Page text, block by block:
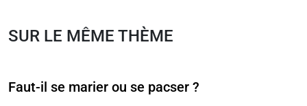
SUR LE MÊME THÈME
Faut-il se marier ou se pacser ?